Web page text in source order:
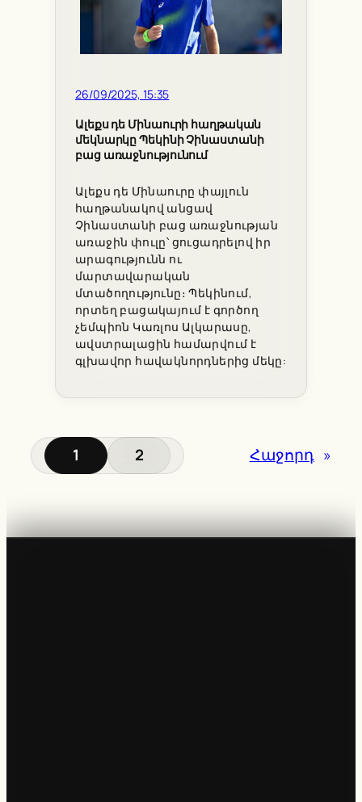
26/09/2025, 15:35
Ալեքս դե Մինաուրի հաղթական
մեկնարկը Պեկինի Չինաստանի
բաց առաջնությունում
Ալեքս դե Մինաուրը փայլուն
հաղթանակով անցավ
Չինաստանի բաց առաջնության
առաջին փուլը՝ ցուցադրելով իր
արագությունն ու
մարտավարական
մտածողությունը։ Պեկինում,
որտեղ բացակայում է գործող
չեմպիոն Կառլոս Ալկարասը,
ավստրալացին համարվում է
գլխավոր հավակնորդներից մեկը:
1 2 Հաջորդ »